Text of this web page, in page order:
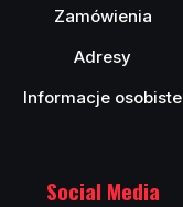
Zamówienia
Adresy
Informacje osobiste
Social Media